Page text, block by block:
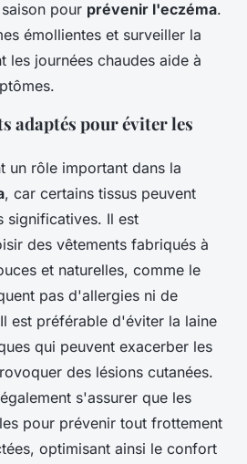
pour prévenir l'eczéma.
émollientes et surveiller la
les journées chaudes aide à
adaptés pour éviter les
un rôle important dans la
, car certains tissus peuvent
significatives. Il est
des vêtements fabriqués à
et naturelles, comme le
pas d'allergies ni de
est préférable d'éviter la laine
qui peuvent exacerber les
des lésions cutanées.
s'assurer que les
pour prévenir tout frottement
optimisant ainsi le confort